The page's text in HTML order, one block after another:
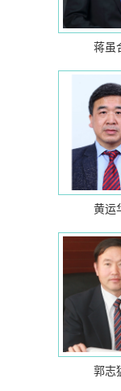
蒋虽
黄运
郭志